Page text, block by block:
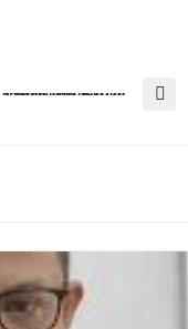
Selama Arus Mudik Dan Balik Lebaran Tahun 2024